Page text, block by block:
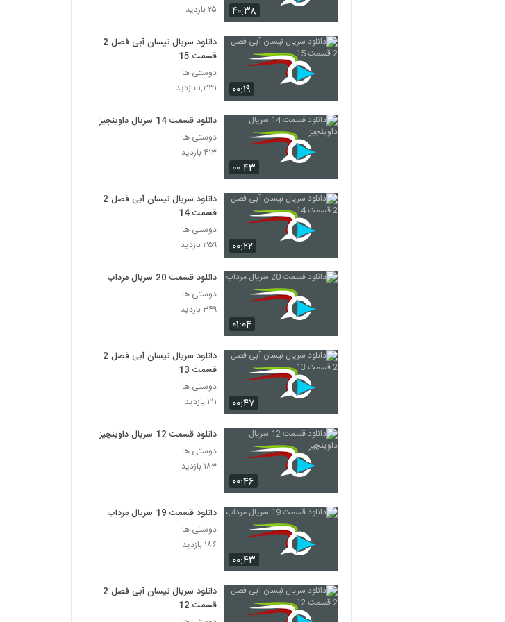
۴۰:۳۸
۲۵ بازدید
۰۰:۱۹
دانلود سریال نیسان آبی فصل 2
قسمت 15
دوستی ها
۱,۳۳۱ بازدید
۰۰:۴۳
دانلود قسمت 14 سریال داوینچیز
دوستی ها
۴۱۳ بازدید
۰۰:۲۲
دانلود سریال نیسان آبی فصل 2
قسمت 14
دوستی ها
۳۵۹ بازدید
۰۱:۰۴
دانلود قسمت 20 سریال مرداب
دوستی ها
۳۴۹ بازدید
۰۰:۴۷
دانلود سریال نیسان آبی فصل 2
قسمت 13
دوستی ها
۲۱۱ بازدید
۰۰:۴۶
دانلود قسمت 12 سریال داوینچیز
دوستی ها
۱۸۳ بازدید
۰۰:۴۳
دانلود قسمت 19 سریال مرداب
دوستی ها
۱۸۶ بازدید
دانلود سریال نیسان آبی فصل 2
قسمت 12